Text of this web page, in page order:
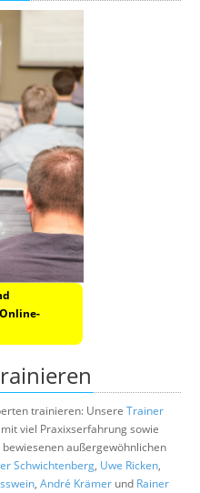
trainieren: Unsere Trainer
viel Praxixserfahrung sowie
bewiesenen außergewöhnlichen
Schwichtenberg, Uwe Ricken,
, André Krämer und Rainer